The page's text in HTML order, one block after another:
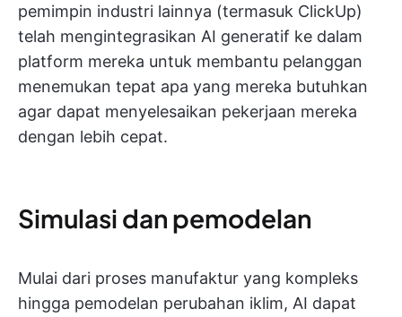
pemimpin industri lainnya (termasuk ClickUp)
telah mengintegrasikan AI generatif ke dalam
platform mereka untuk membantu pelanggan
menemukan tepat apa yang mereka butuhkan
agar dapat menyelesaikan pekerjaan mereka
dengan lebih cepat.
Simulasi dan pemodelan
Mulai dari proses manufaktur yang kompleks
hingga pemodelan perubahan iklim, AI dapat